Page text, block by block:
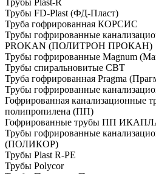
Трубы Plast-R
Трубы FD-Plast (ФД-Пласт)
Труба гофрированная КОРСИС
Трубы гофрированные
PROKAN (ПОЛИТРОН ПРОКАН)
Трубы гофрированные Magnum
Трубы спиральновитые СВТ
Труба гофрированная Pragma
Трубы гофрированные
Гофрированная канализационные
полипропилена (ПП)
Гофрированные трубы ПП
Трубы гофрированные
(ПОЛИКОР)
Трубы Plast R-PE
Трубы Polycor